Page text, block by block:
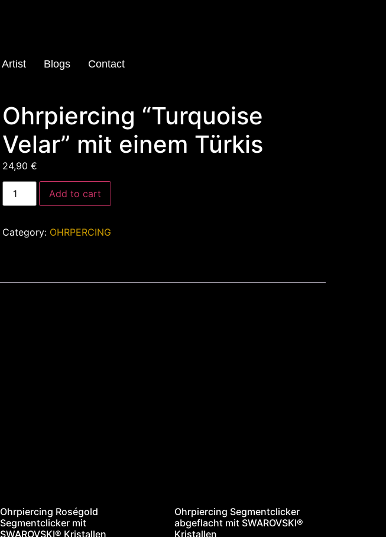
Artist Blogs
Contact
Ohrpiercing “Turquoise
Velar” mit einem Türkis
24,90 €
Ohrpiercing
"Turquoise
Velar"
Türkis
Add to cart
Category: OHRPERCING
Ohrpiercing Roségold
Segmentclicker mit
SWAROVSKI® Kristallen
Ohrpiercing Segmentclicker
abgeflacht mit SWAROVSKI®
Kristallen